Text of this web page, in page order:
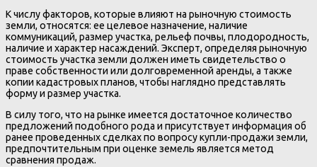
К числу факторов, которые влияют на рыночную стоимость
земли, относятся: ее целевое назначение, наличие
коммуникаций, размер участка, рельеф почвы, плодородность,
наличие и характер насаждений. Эксперт, определяя рыночную
стоимость участка земли должен иметь свидетельство о
праве собственности или долговременной аренды, а также
копии кадастровых планов, чтобы наглядно представлять
форму и размер участка.
В силу того, что на рынке имеется достаточное количество
предложений подобного рода и присутствует информация об
ранее проведенных сделках по вопросу купли-продажи земли,
предпочтительным при оценке земель является метод
сравнения продаж.